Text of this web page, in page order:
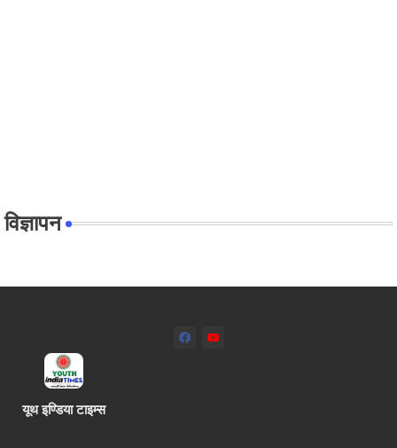
विज्ञापन
यूथ इण्डिया टाइम्स